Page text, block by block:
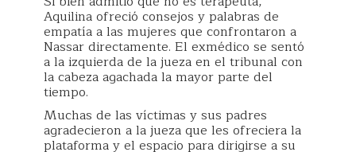
Aquilina ofreció consejos y palabras de
empatía a las mujeres que confrontaron a
Nassar directamente. El exmédico se sentó
a la izquierda de la jueza en el tribunal con
la cabeza agachada la mayor parte del
tiempo.
Muchas de las víctimas y sus padres
agradecieron a la jueza que les ofreciera la
plataforma y el espacio para dirigirse a su